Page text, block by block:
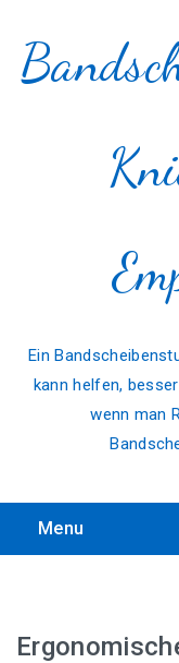
Ein
kann helfen,
wenn man
Menu